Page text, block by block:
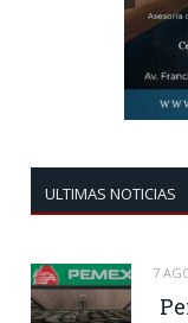
ULTIMAS NOTICIAS
7